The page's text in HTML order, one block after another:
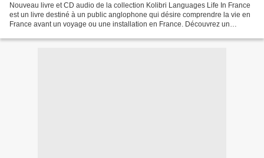
Nouveau livre et CD audio de la collection Kolibri Languages Life In France
est un livre destiné à un public anglophone qui désire comprendre la vie en
France avant un voyage ou une installation en France. Découvrez un